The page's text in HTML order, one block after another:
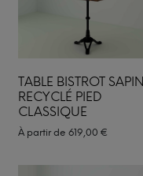
TABLE BISTROT SAPIN
RECYCLÉ PIED
CLASSIQUE
À partir de 619,00 €